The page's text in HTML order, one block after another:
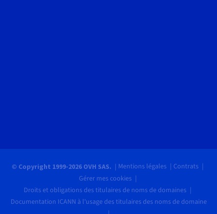
© Copyright 1999-2026 OVH SAS. Mentions légales
Contrats
Gérer mes cookies
Droits et obligations des titulaires de noms de domaines
Documentation ICANN à l'usage des titulaires des noms de domaine